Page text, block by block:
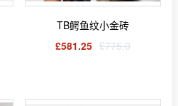
TB鳄鱼纹小金砖
£581.25 £775.0